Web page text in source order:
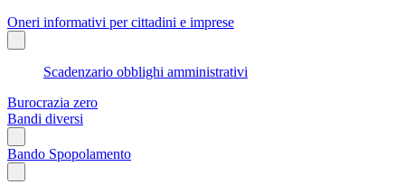
Oneri informativi per cittadini e imprese
Scadenzario obblighi amministrativi
Burocrazia zero
Bandi diversi
Bando Spopolamento